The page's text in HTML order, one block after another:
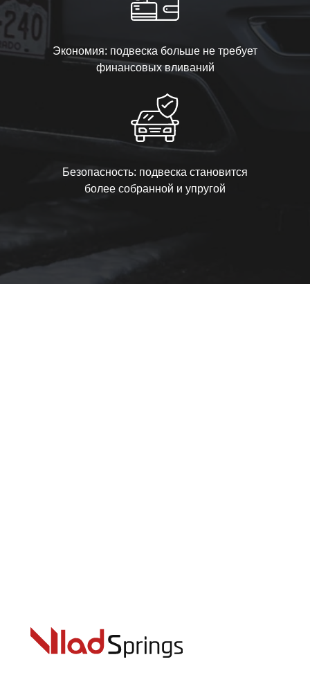
Экономия: подвеска больше не требует
финансовых вливаний
Безопасность: подвеска становится
более собранной и упругой